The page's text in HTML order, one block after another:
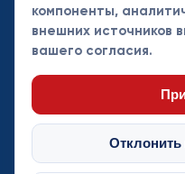
Новости
компоненты,
внешних источников
вашего согласия.
Отклонить